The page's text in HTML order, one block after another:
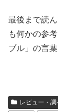
最後まで読
も何かの参
ブル」の言
レビュー・調